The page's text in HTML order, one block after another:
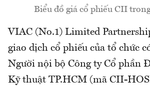
Biểu đồ giá cổ phiếu CII
VIAC (No.1) Limited
giao dịch cổ phiếu của tổ chức
Người nội bộ Công ty Cổ phần
Kỹ thuật TP.HCM (mã CII-